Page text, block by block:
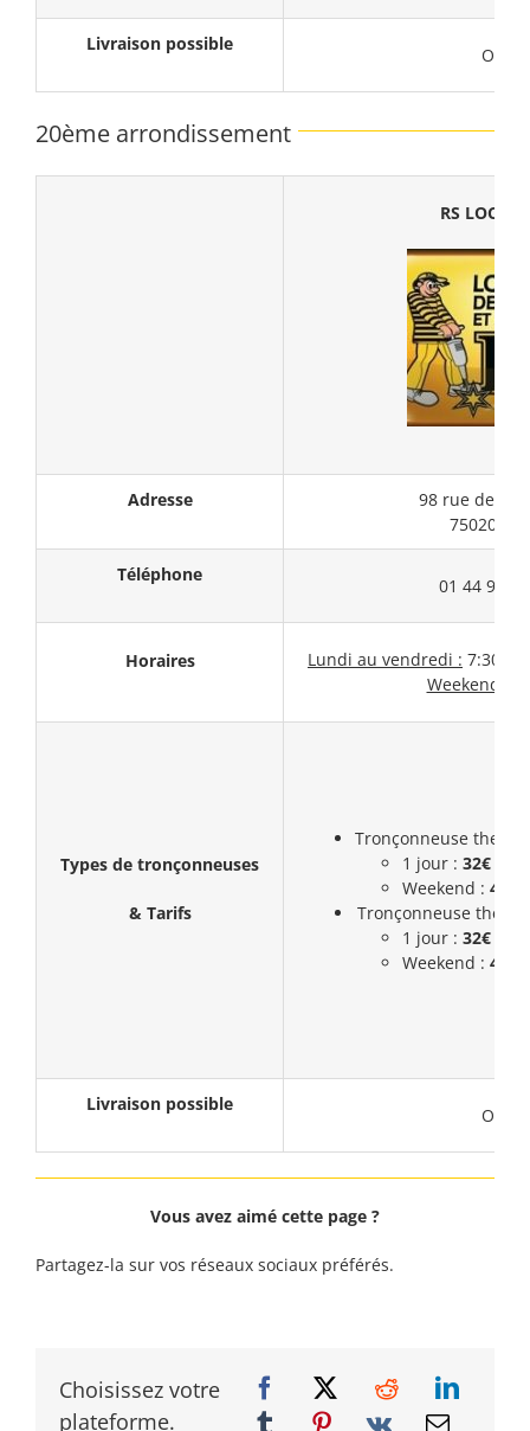
Livraison possible
Oui
20ème arrondissement
RS
Adresse
98 rue des
75020
Téléphone
01 44 93
Horaires Lundi au vendredi : 7:30 –
Weekend :
Types de tronçonneuses
& Tarifs
Tronçonneuse
1 jour : 32€ (HT)
Weekend :
Tronçonneuse
1 jour : 32€ (HT)
Weekend :
Livraison possible
Oui
Vous avez aimé cette page ?
Partagez-la sur vos réseaux sociaux préférés.
Choisissez votre
plateforme.